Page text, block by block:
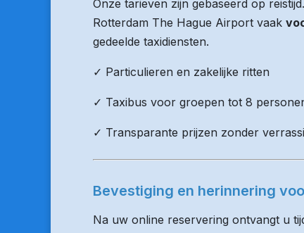
Onze tarieven zijn gebaseerd op
Rotterdam The Hague Airport vaak
gedeelde taxidiensten.
✓ Particulieren en zakelijke ritten
✓ Taxibus voor groepen tot 8
✓ Transparante prijzen zonder
Bevestiging en herinnering
Na uw online reservering ontvangt u